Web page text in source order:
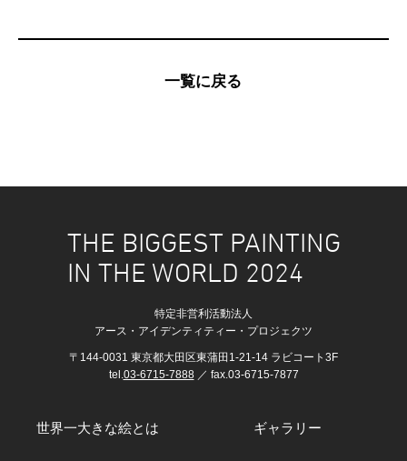
一覧に戻る
THE BIGGEST PAINTING
IN THE WORLD 2024
特定非営利活動法人
アース・アイデンティティー・プロジェクツ
〒144-0031 東京都大田区東蒲田1-21-14 ラビコート3F
tel.03-6715-7888／ fax.03-6715-7877
世界一大きな絵とは ギャラリー